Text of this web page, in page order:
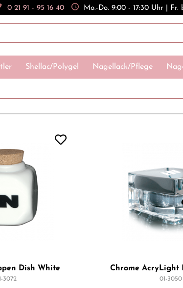
0 21 91 - 95 16 40 Mo.-Do. 9:00 - 17:30 Uhr | Fr.
Shellac/Polygel Nagellack/Pflege
Dish White
3072
Chrome AcryLight
01-3050